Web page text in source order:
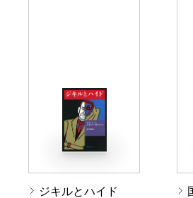
ジキルとハイド